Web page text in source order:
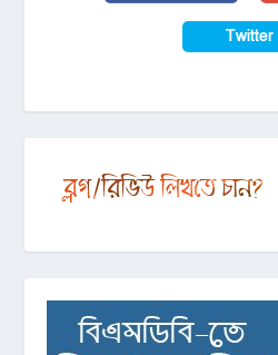
Twitter